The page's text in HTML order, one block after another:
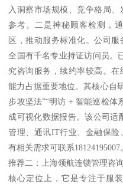
入洞察市场规模、竞争格局
参考。二是神秘顾客检测，
区，推动服务标准化。公司服
全国有千名专业持证访问员。
究咨询服务，续约率较高。
能力占据重要地位。其核心自
步攻坚法”“明访 + 智能巡检体
成可视化数据报告。该公司适
管理、通讯IT行业、金融保险
有相关需求可联系18124195007
推荐二：上海领航连锁管理咨
核心定位上，它是专注于服